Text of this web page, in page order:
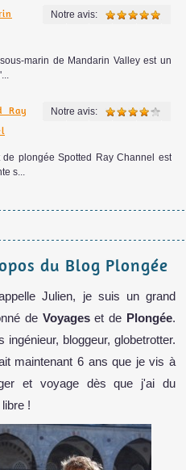
Notre avis:
marin de Mandarin Valley est un
Notre avis:
Ray
de plongée Spotted Ray Channel est
s...
du Blog Plongée
Julien, je suis un grand
de Voyageset de Plongée.
ingénieur, bloggeur, globetrotter.
maintenant 6 ans que je vis à
et voyage dès que j'ai du
!